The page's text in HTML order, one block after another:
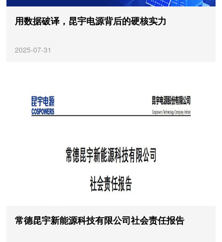
用数据破译，昆宇电源背后的硬核实力
2025-07-31
常德昆宇新能源科技有限公司社会责任报告